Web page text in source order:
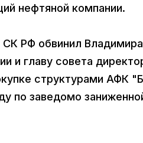
нефтяной компании.
РФ обвинил
и главу совета
структурами АФК
по заведомо